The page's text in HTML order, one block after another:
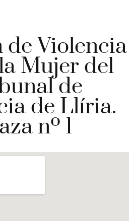
de Violencia
Mujer del
de
de Llíria.
nº 1